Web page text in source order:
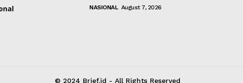
NASIONAL August 7, 2026
© 2024 Brief.id - All Rights Reserved